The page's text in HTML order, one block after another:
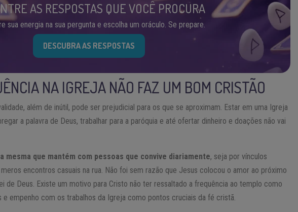
AS RESPOSTAS QUE VOCÊ PROCURA
sua energia na sua pergunta e escolha um oráculo. Se prepare.
DESCUBRA AS RESPOSTAS
NA IGREJA NÃO FAZ UM BOM CRISTÃO
além de inútil, pode ser prejudicial para os que se aproximam. Estar em uma Igreja
a palavra de Deus, trabalhar para a paróquia e até ofertar dinheiro e doações não vai
mesma que mantém com pessoas que convive diariamente, seja por vínculos
encontros casuais na rua. Não foi sem razão que Jesus colocou o amor ao próximo
de Deus. Existe um motivo para Cristo não ter ressaltado a frequência ao templo como
e empenho com os trabalhos da Igreja como pontos cruciais da fé cristã.